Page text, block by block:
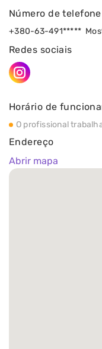
Endereço
Abrir mapa
Horário de
O profissional
Número de telefone
+380-63-491*****
Redes sociais